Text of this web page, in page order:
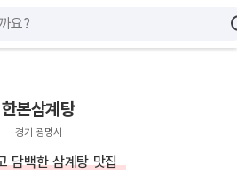
한본삼계탕
경기 광명시
담백한 삼계탕 맛집